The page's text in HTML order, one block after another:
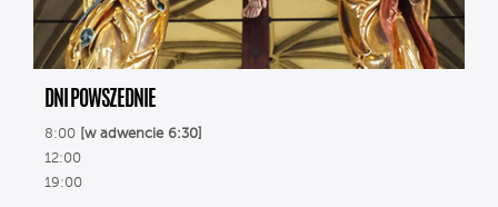
DNI POWSZEDNIE
8:00 [w adwencie 6:30]
12:00
19:00